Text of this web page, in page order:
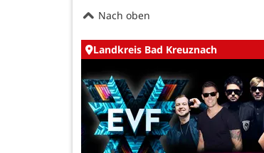
Nach oben
Landkreis Bad Kreuznach